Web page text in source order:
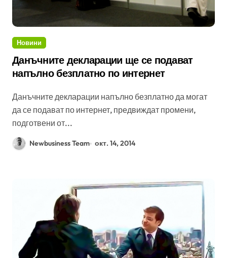
Новини
Данъчните декларации ще се подават
напълно безплатно по интернет
Данъчните декларации напълно безплатно да могат
да се подават по интернет, предвиждат промени,
подготвени от...
Newbusiness Team окт. 14, 2014